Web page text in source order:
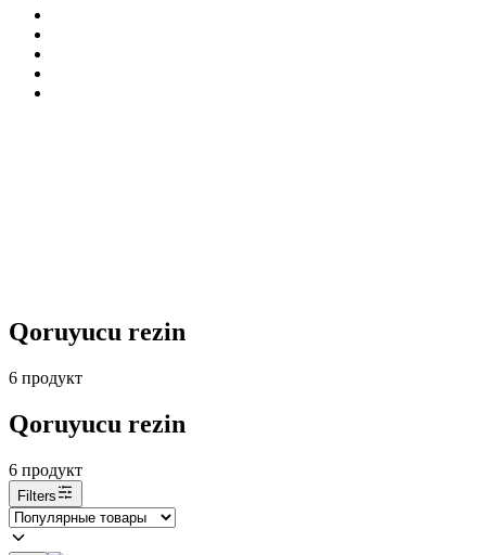
Qoruyucu rezin
6 продукт
Qoruyucu rezin
6 продукт
Filters